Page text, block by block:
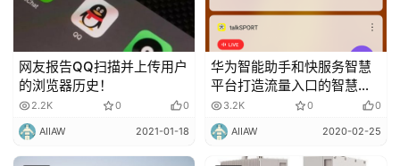
网友报告QQ扫描并上传用户
的浏览器历史！
2.2K 0 0
AIIAW 2021-01-18
华为智能助手和快服务智慧
平台打造流量入口的智慧体
验！
3.2K 0 0
AIIAW 2020-02-25